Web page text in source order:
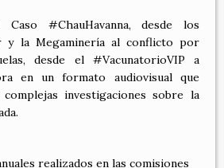
#ChauHavanna, desde los
y la Megaminería al conflicto por
desde el #VacunatorioVIP a
en un formato audiovisual que
investigaciones sobre la
realizados en las comisiones